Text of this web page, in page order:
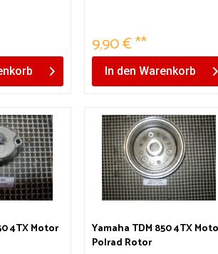
9,90 € **
In den Warenkorb
4TX Motor
Yamaha TDM 850 4TX
Polrad Rotor